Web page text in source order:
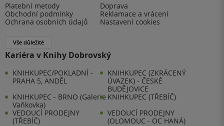
Platební metody
Doprava
Obchodní podmínky
Reklamace a vrácení
Ochrana osobních údajů
Nastavení cookies
Vše důležité
Kariéra v Knihy Dobrovský
KNIHKUPEC/POKLADNÍ -
PRAHA 5, ANDĚL
KNIHKUPEC (ZKRÁCENÝ
ÚVAZEK) - ČESKÉ
BUDĚJOVICE
KNIHKUPEC - BRNO (Galerie
Vaňkovka)
KNIHKUPEC (TŘEBÍČ)
VEDOUCÍ PRODEJNY
(TŘEBÍČ)
VEDOUCÍ PRODEJNY
(OLOMOUC - OC HANÁ)